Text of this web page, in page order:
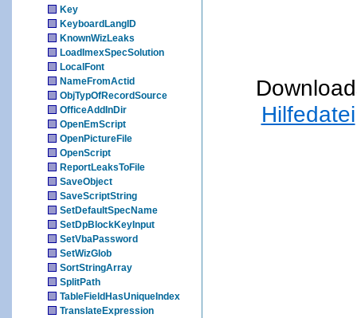
Key
KeyboardLangID
KnownWizLeaks
LoadImexSpecSolution
LocalFont
NameFromActid
ObjTypOfRecordSource
OfficeAddInDir
OpenEmScript
OpenPictureFile
OpenScript
ReportLeaksToFile
SaveObject
SaveScriptString
SetDefaultSpecName
SetDpBlockKeyInput
SetVbaPassword
SetWizGlob
SortStringArray
SplitPath
TableFieldHasUniqueIndex
TranslateExpression
Hilfedatei